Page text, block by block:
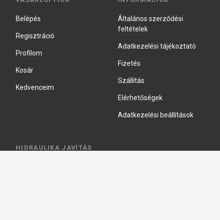
Belépés
Regisztráció
Profilom
Kosár
Kedvenceim
Általános szerződési
feltételek
Adatkezelési tájékoztató
Fizetés
Szállítás
Elérhetőségek
Adatkezelési beállítások
HIDRAULIKA JAVÍTÁS